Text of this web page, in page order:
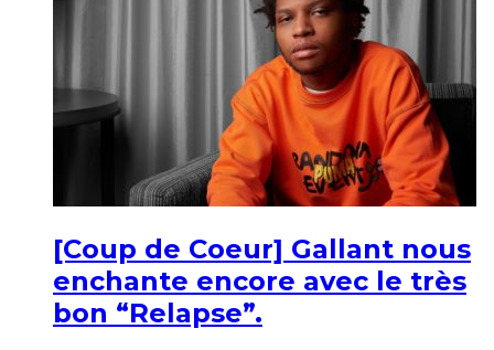
[Coup de Coeur] Gallant nous
enchante encore avec le très
bon “Relapse”.